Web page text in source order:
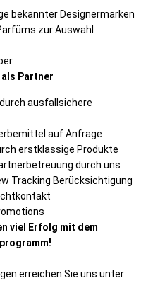
bekannter Designermarken
zur Auswahl
Partner
ausfallsichere
auf Anfrage
erstklassige Produkte
durch uns
Tracking Berücksichtigung
viel Erfolg mit dem
erreichen Sie uns unter